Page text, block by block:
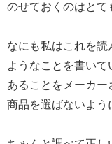
のせておくのはとて
なにも私はこれを
ようなことを書い
あることをメーカ
商品を選ばないよう